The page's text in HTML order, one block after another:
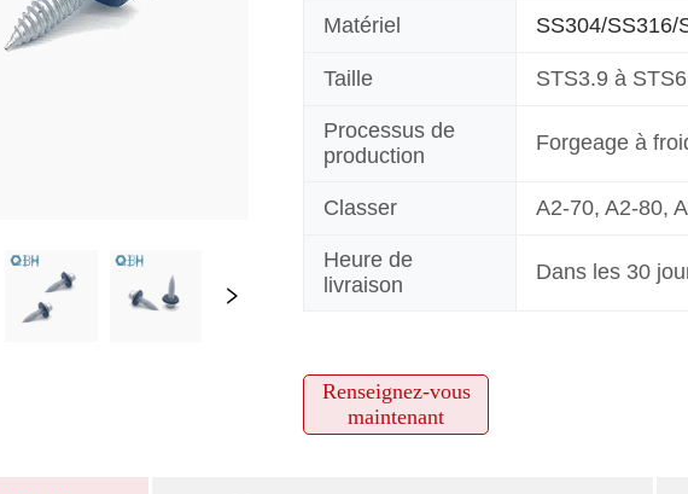
Renseignez-vous
maintenant